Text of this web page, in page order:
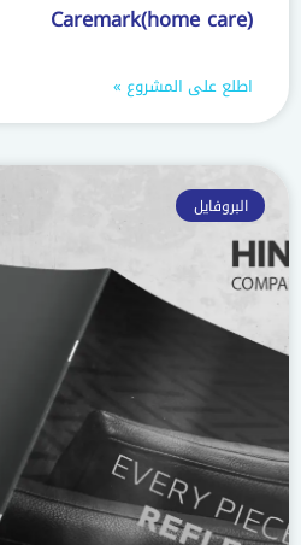
Caremark(home care)
اطلع على المشروع »
البروفايل